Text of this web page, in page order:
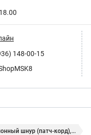
148-00-15
шнур (патч-корд),...